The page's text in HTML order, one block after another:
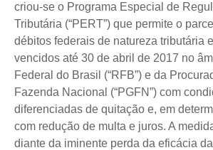
criou-se o Programa Especial de
Tributária (“PERT”) que permite o
débitos federais de natureza tributária
vencidos até 30 de abril de 2017 no
Federal do Brasil (“RFB”) e da
Fazenda Nacional (“PGFN”) com
diferenciadas de quitação e, em
com redução de multa e juros. A
diante da iminente perda da eficácia